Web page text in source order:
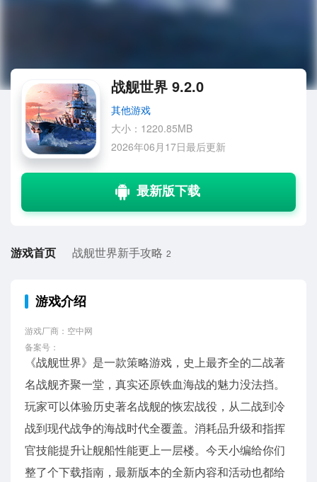
战舰世界 9.2.0
其他游戏
大小：1220.85MB
2026年06月17日最后更新
游戏首页 战舰世界新手攻略 2
游戏介绍
游戏厂商：空中网
备案号：
《战舰世界》是一款策略游戏，史上最齐全的二战著
名战舰齐聚一堂，真实还原铁血海战的魅力没法挡。
玩家可以体验历史著名战舰的恢宏战役，从二战到冷
战到现代战争的海战时代全覆盖。消耗品升级和指挥
官技能提升让舰船性能更上一层楼。今天小编给你们
整了个下载指南，最新版本的全新内容和活动也都给